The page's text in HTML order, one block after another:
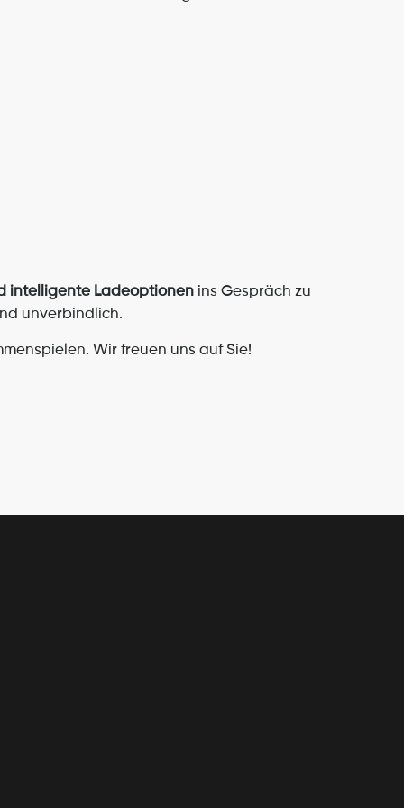
intelligente Ladeoptionen ins Gespräch zu
unverbindlich.
Wir freuen uns auf Sie!